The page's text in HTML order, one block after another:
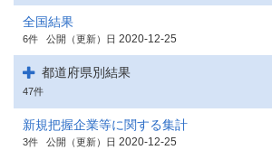
全国結果
6件 公開（更新）日 2020-12-25
都道府県別結果
47件
新規把握企業等に関する集計
3件 公開（更新）日 2020-12-25